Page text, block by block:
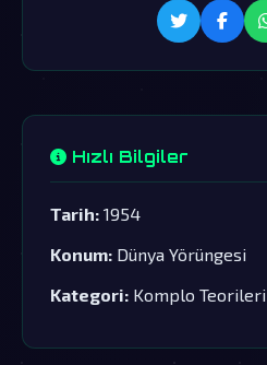
Hızlı Bilgiler
Tarih: 1954
Konum: Dünya Yörüngesi
Kategori: Komplo Teorileri